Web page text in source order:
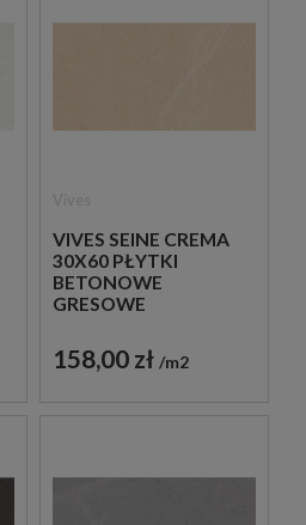
VIVES SEINE CREMA
30X60 PŁYTKI
BETONOWE
GRESOWE
158,00 zł m2